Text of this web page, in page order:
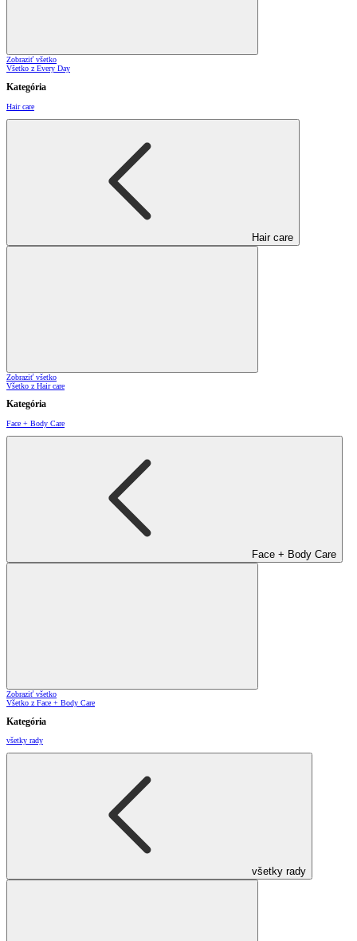
Zobraziť všetko
Všetko z Every Day
Kategória
Hair care
Hair care
Zobraziť všetko
Všetko z Hair care
Kategória
Face + Body Care
Face + Body Care
Zobraziť všetko
Všetko z Face + Body Care
Kategória
všetky rady
všetky rady